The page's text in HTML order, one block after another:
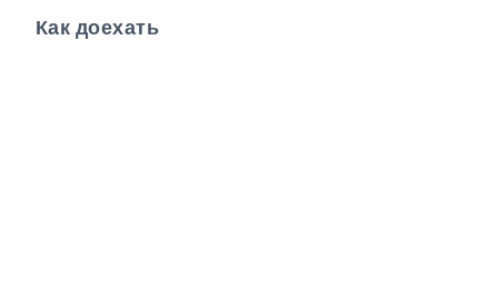
Как доехать